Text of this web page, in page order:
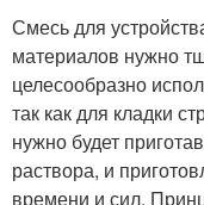
Смесь для
материалов нужно
целесообразно
так как для кладки
нужно будет
раствора, и
времени и сил.